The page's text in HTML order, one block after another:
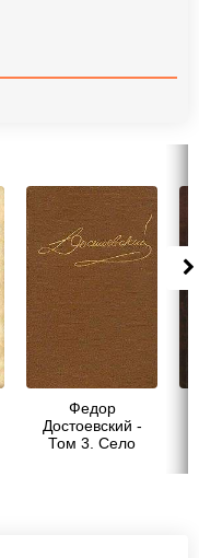
Федор
Достоевский -
Том 3. Село